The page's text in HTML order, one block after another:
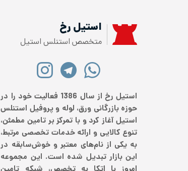
استیل رخ
متخصص استنلس استیل
استیل رخ از سال 1386 فعالیت خود را در
حوزه بازرگانی ورق، لوله و پروفیل استنلس
استیل آغاز کرد و با تمرکز بر تامین مطمئن،
تنوع کالایی و ارائه خدمات تخصصی مرتبط،
به یکی از نام‌های معتبر و خوش‌سابقه در
این بازار تبدیل شده است. این مجموعه